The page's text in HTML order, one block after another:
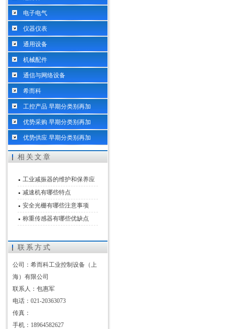
电子电气
仪器仪表
通用设备
机械配件
通信与网络设备
希而科
工控产品 早期分类别再加
优势采购 早期分类别再加
优势供应 早期分类别再加
相关文章
工业减振器的维护和保养应
该怎么做
减速机有哪些特点
安全光栅有哪些注意事项
称重传感器有哪些优缺点
联系方式
公司：希而科工业控制设备（上
海）有限公司
联系人：包惠军
电话：021-20363073
传真：
手机：18964582627